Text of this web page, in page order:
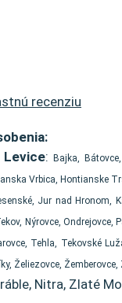
recenziu
Levice:Bajka,
Vrbica, Hontianske
Jur nad Hronom,
Nýrovce, Ondrejovce,
Tehla, Tekovské
Želiezovce, Žemberovce,
Nitra, Zlaté